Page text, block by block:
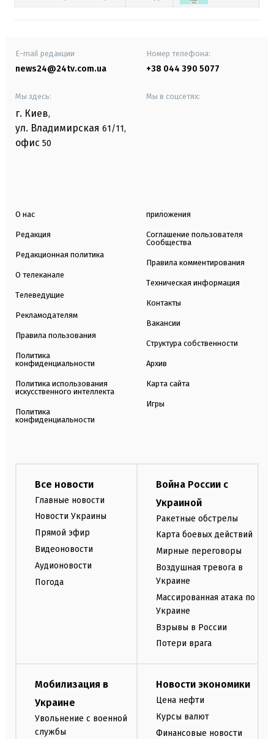
E-mail редакции
news24@24tv.com.ua
Номер телефона:
+38 044 390 5077
Мы здесь:
г. Киев,
ул. Владимирская 61/11,
офис 50
Мы в соцсетях:
О нас
Редакция
Редакционная политика
О телеканале
Телеведущие
Рекламодателям
Правила пользования
Политика
конфиденциальности
Политика использования
искусственного интеллекта
Политика
конфиденциальности
приложения
Соглашение пользователя
Сообщества
Правила комментирования
Техническая информация
Контакты
Вакансии
Структура собственности
Архив
Карта сайта
Игры
Все новости
Главные новости
Новости Украины
Прямой эфир
Видеоновости
Аудионовости
Погода
Война России с
Украиной
Ракетные обстрелы
Карта боевых действий
Мирные переговоры
Воздушная тревога в
Украине
Массированная атака по
Украине
Взрывы в России
Потери врага
Мобилизация в
Украине
Увольнение с военной
службы
Новости экономики
Цена нефти
Курсы валют
Финансовые новости